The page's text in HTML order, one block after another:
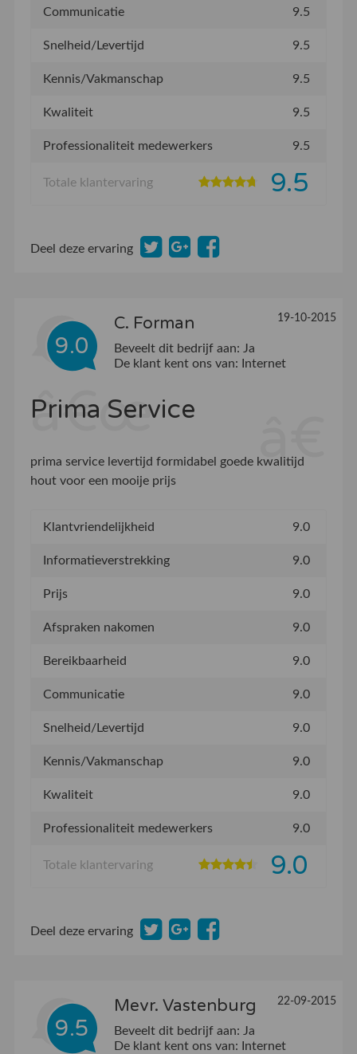
Communicatie 9.5
Snelheid/Levertijd 9.5
Kennis/Vakmanschap 9.5
Kwaliteit 9.5
Professionaliteit medewerkers 9.5
Totale klantervaring 9.5
Deel deze ervaring
9.0
C. Forman 19-10-2015
Beveelt dit bedrijf aan: Ja
De klant kent ons van:
Internet
Prima Service
prima service levertijd formidabel goede kwalitijd
hout voor een mooije prijs
Klantvriendelijkheid 9.0
Informatieverstrekking 9.0
Prijs 9.0
Afspraken nakomen 9.0
Bereikbaarheid 9.0
Communicatie 9.0
Snelheid/Levertijd 9.0
Kennis/Vakmanschap 9.0
Kwaliteit 9.0
Professionaliteit medewerkers 9.0
Totale klantervaring 9.0
Deel deze ervaring
9.5
Mevr. Vastenburg 22-09-2015
Beveelt dit bedrijf aan: Ja
De klant kent ons van:
Internet